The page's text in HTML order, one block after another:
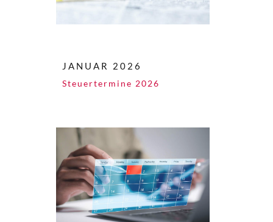
JANUAR 2026
Steuertermine 2026